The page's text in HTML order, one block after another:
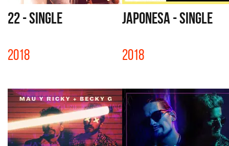
22 - SINGLE
2018
JAPONESA - SINGLE
2018